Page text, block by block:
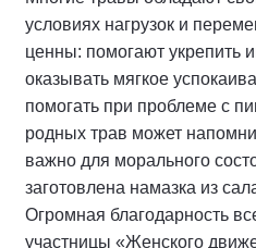
условиях нагрузок и
ценны: помогают укрепить
оказывать мягкое
помогать при проблеме с
родных трав может
важно для морального
заготовлена намазка из
Огромная благодарность
участницы «Женского